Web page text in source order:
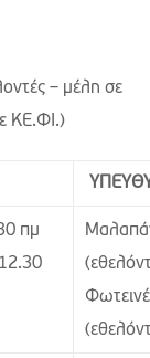
– μέλη σε
ΚΕ.ΦΙ.)
πμ